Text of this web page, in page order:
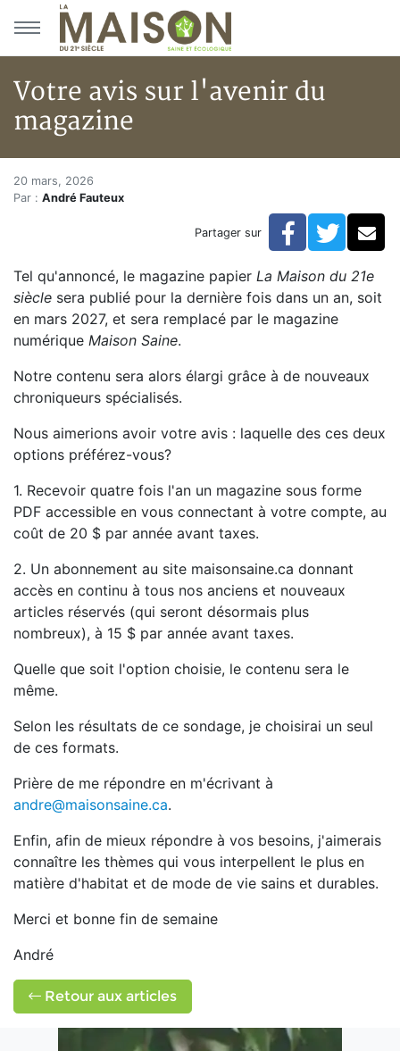
Aller au menu principal
Aller au contenu principal
Votre avis sur l'avenir du
magazine
Accueil
Articles
Votre avis sur l'avenir du magazine
Votre avis sur l'avenir du
20 mars, 2026
Par : André Fauteux
Partager sur Facebook
Tel qu'annoncé, le magazine papier La Maison du 21e
siècle sera publié pour la dernière fois dans un an, soit
en mars 2027, et sera remplacé par le magazine
numérique Maison Saine.
Notre contenu sera alors élargi grâce à de nouveaux
chroniqueurs spécialisés.
Nous aimerions avoir votre avis : laquelle des ces deux
options préférez-vous?
1. Recevoir quatre fois l'an un magazine sous forme
PDF accessible en vous connectant à votre compte, au
coût de 20 $ par année avant taxes.
2. Un abonnement au site maisonsaine.ca donnant
accès en continu à tous nos anciens et nouveaux
articles réservés (qui seront désormais plus
nombreux), à 15 $ par année avant taxes.
Quelle que soit l'option choisie, le contenu sera le
même.
Selon les résultats de ce sondage, je choisirai un seul
de ces formats.
Prière de me répondre en m'écrivant à
andre@maisonsaine.ca.
Enfin, afin de mieux répondre à vos besoins, j'aimerais
connaître les thèmes qui vous interpellent le plus en
matière d'habitat et de mode de vie sains et durables.
Merci et bonne fin de semaine
André
Retour aux articles